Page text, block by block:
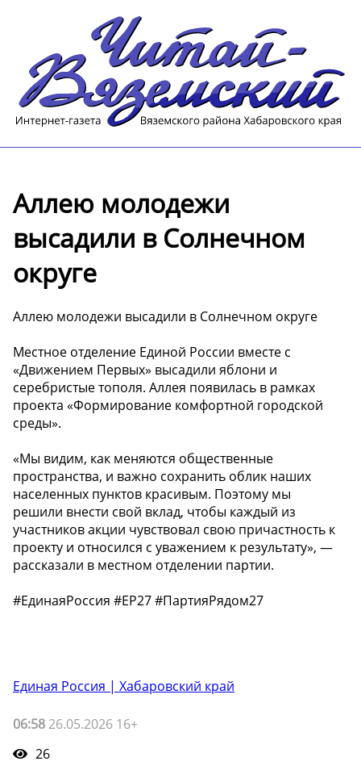
Аллею молодежи
высадили в Солнечном
округе
Аллею молодежи высадили в Солнечном округе
Местное отделение Единой России вместе с
«Движением Первых» высадили яблони и
серебристые тополя. Аллея появилась в рамках
проекта «Формирование комфортной городской
среды».
«Мы видим, как меняются общественные
пространства, и важно сохранить облик наших
населенных пунктов красивым. Поэтому мы
решили внести свой вклад, чтобы каждый из
участников акции чувствовал свою причастность к
проекту и относился с уважением к результату», —
рассказали в местном отделении партии.
#ЕдинаяРоссия #ЕР27 #ПартияРядом27
Единая Россия | Хабаровский край
06:58 26.05.2026 16+
26